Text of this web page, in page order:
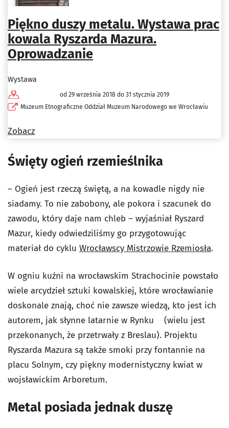
Piękno duszy metalu. Wystawa prac
kowala Ryszarda Mazura.
Oprowadzanie
Wystawa
od 29 września 2018 do 31 stycznia 2019
Muzeum Etnograficzne Oddział Muzeum Narodowego we Wrocławiu
Zobacz
Święty ogień rzemieślnika
– Ogień jest rzeczą świętą, a na kowadle nigdy nie
siadamy. To nie zabobony, ale pokora i szacunek do
zawodu, który daje nam chleb – wyjaśniał Ryszard
Mazur, kiedy odwiedziliśmy go przygotowując
materiał do cyklu Wrocławscy Mistrzowie Rzemiosła.
W ogniu kuźni na wrocławskim Strachocinie powstało
wiele arcydzieł sztuki kowalskiej, które wrocławianie
doskonale znają, choć nie zawsze wiedzą, kto jest ich
autorem, jak słynne latarnie w Rynku (wielu jest
przekonanych, że przetrwały z Breslau). Projektu
Ryszarda Mazura są także smoki przy fontannie na
placu Solnym, czy piękny modernistyczny kwiat w
wojsławickim Arboretum.
Metal posiada jednak duszę